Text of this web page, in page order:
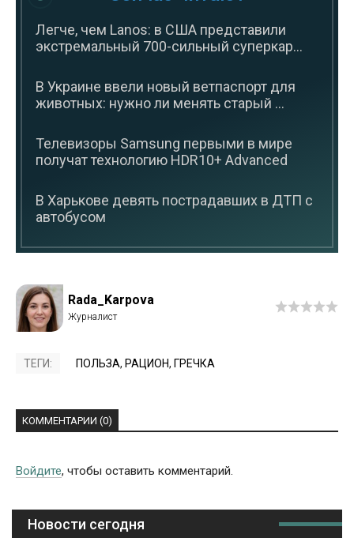
Легче, чем Lanos: в США представили
экстремальный 700-сильный суперкар...
В Украине ввели новый ветпаспорт для
животных: нужно ли менять старый ...
Телевизоры Samsung первыми в мире
получат технологию HDR10+ Advanced
В Харькове девять пострадавших в ДТП с
автобусом
Rada_Karpova
ТЕГИ: ПОЛЬЗА, РАЦИОН, ГРЕЧКА
КОММЕНТАРИИ (0)
Войдите, чтобы оставить комментарий.
Новости сегодня